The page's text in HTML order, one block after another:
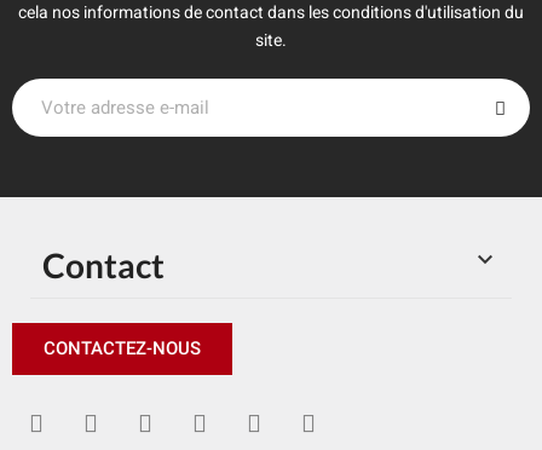
cela nos informations de contact dans les conditions d'utilisation du
site.

Contact
CONTACTEZ-NOUS